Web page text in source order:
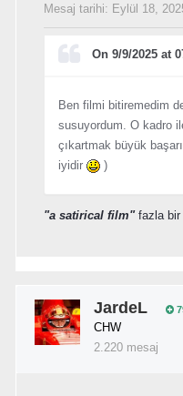
Mesaj tarihi: Eylül 18,
On 9/9/2025 at
Ben filmi bitiremedim
susuyordum. O kadro
çıkartmak büyük
iyidir
)
"a satirical film" fazla
JardeL
CHW
2.220 mesaj